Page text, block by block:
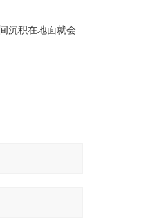
沉积在地面就会